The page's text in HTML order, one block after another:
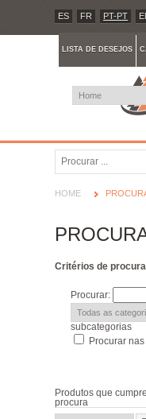
ES FR PT-PT
LISTA DE DESEJOS
HOME
Critérios de procura
Procurar:
subcategorias
Procurar
Produtos que
procura